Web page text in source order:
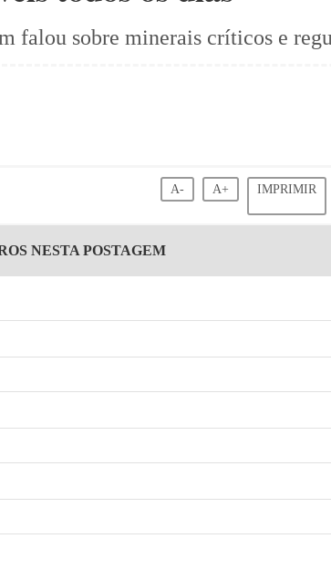
falou sobre minerais críticos e
A- A+ IMPRIMIR
NESTA POSTAGEM